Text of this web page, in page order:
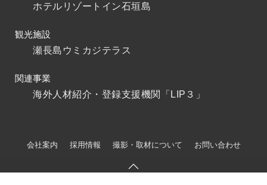
ホテルリゾートイン石垣島
観光施設
瀬長島ウミカジテラス
関連事業
海外人材紹介・登録支援機関「LIP３」
会社案内 採用情報 撮影・取材について お問い合わせ
個人情報保護方針